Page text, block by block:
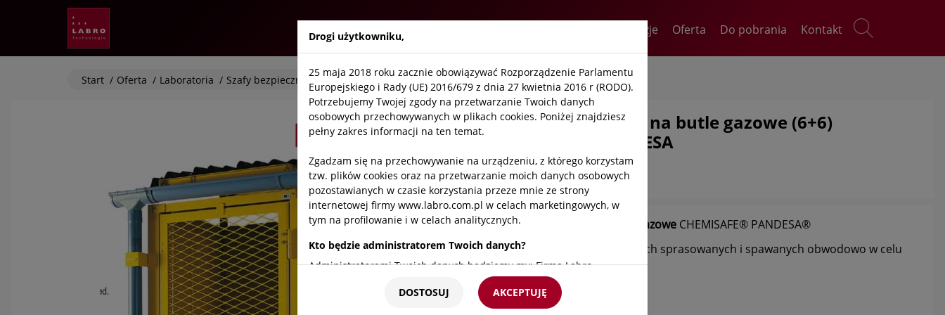
Okazje Oferta Do pobrania Kontakt
Start / Oferta / Laboratoria / Szafy bezpieczne / Szafy na butle gazowe
Zewnętrzna szafa na butle gazowe (6+6)
CHEMISAFE PANDESA
SKU:PAN06
Zewnętrzna szafa na butle gazowe CHEMISAFE® PANDESA®
Zbudowana z paneli stalowych sprasowanych i spawanych obwodowo w celu
zmniejszenia odkształceń.
Certyfikat nr 3804/30/91.
modułowość;
Drogi użytkowniku,
25 maja 2018 roku zacznie obowiązywać Rozporządzenie Parlamentu
Europejskiego i Rady (UE) 2016/679 z dnia 27 kwietnia 2016 r (RODO).
Potrzebujemy Twojej zgody na przetwarzanie Twoich danych
osobowych przechowywanych w plikach cookies. Poniżej znajdziesz
pełny zakres informacji na ten temat.
Zgadzam się na przechowywanie na urządzeniu, z którego korzystam
tzw. plików cookies oraz na przetwarzanie moich danych osobowych
pozostawianych w czasie korzystania przeze mnie ze strony
internetowej firmy www.labro.com.pl w celach marketingowych, w
tym na profilowanie i w celach analitycznych.
Kto będzie administratorem Twoich danych?
Administratorami Twoich danych będziemy my: Firma Labro
Technologie sp.z o.o.sp.k. z siedzibą w Krakowie ul. Czerwone Maki
55/25 NIP 676 247 94 93DOSTOSUJ AKCEPTUJĘ